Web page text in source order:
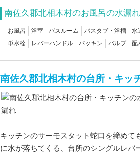
南佐久郡北相木村のお風呂の水漏
お風呂 浴室 バスルーム バスタブ・浴槽 水
単水栓
レバーハンドル パッキン バルブ 配
南佐久郡北相木村の台所・キッ
キッチンのサーモスタット蛇口を締めて
に水が落ちてくる、台所のシングルレバ